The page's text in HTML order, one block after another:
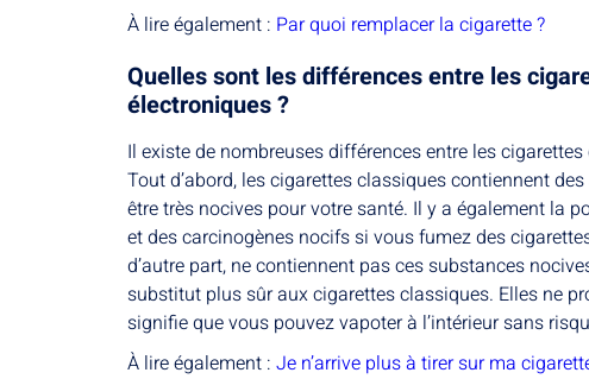
À lire également : Par quoi remplacer la cigarette ?
Quelles sont les différences entre les
électroniques ?
Il existe de nombreuses différences entre les
Tout d’abord, les cigarettes classiques contiennent
être très nocives pour votre santé. Il y a également la
et des carcinogènes nocifs si vous fumez des
d’autre part, ne contiennent pas ces substances
substitut plus sûr aux cigarettes classiques. Elles ne
signifie que vous pouvez vapoter à l’intérieur sans
À lire également : Je n’arrive plus à tirer sur ma